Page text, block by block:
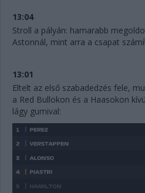
13:04
Stroll a pályán: hamarabb
Astonnál, mint arra a csapat
13:01
Eltelt az első szabadedzés fele,
a Red Bullokon és a Haasokon
lágy gumival: